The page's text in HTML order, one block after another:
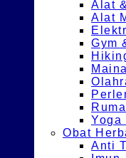
Alat
Alat
Gym
Yoga
Obat
Anti